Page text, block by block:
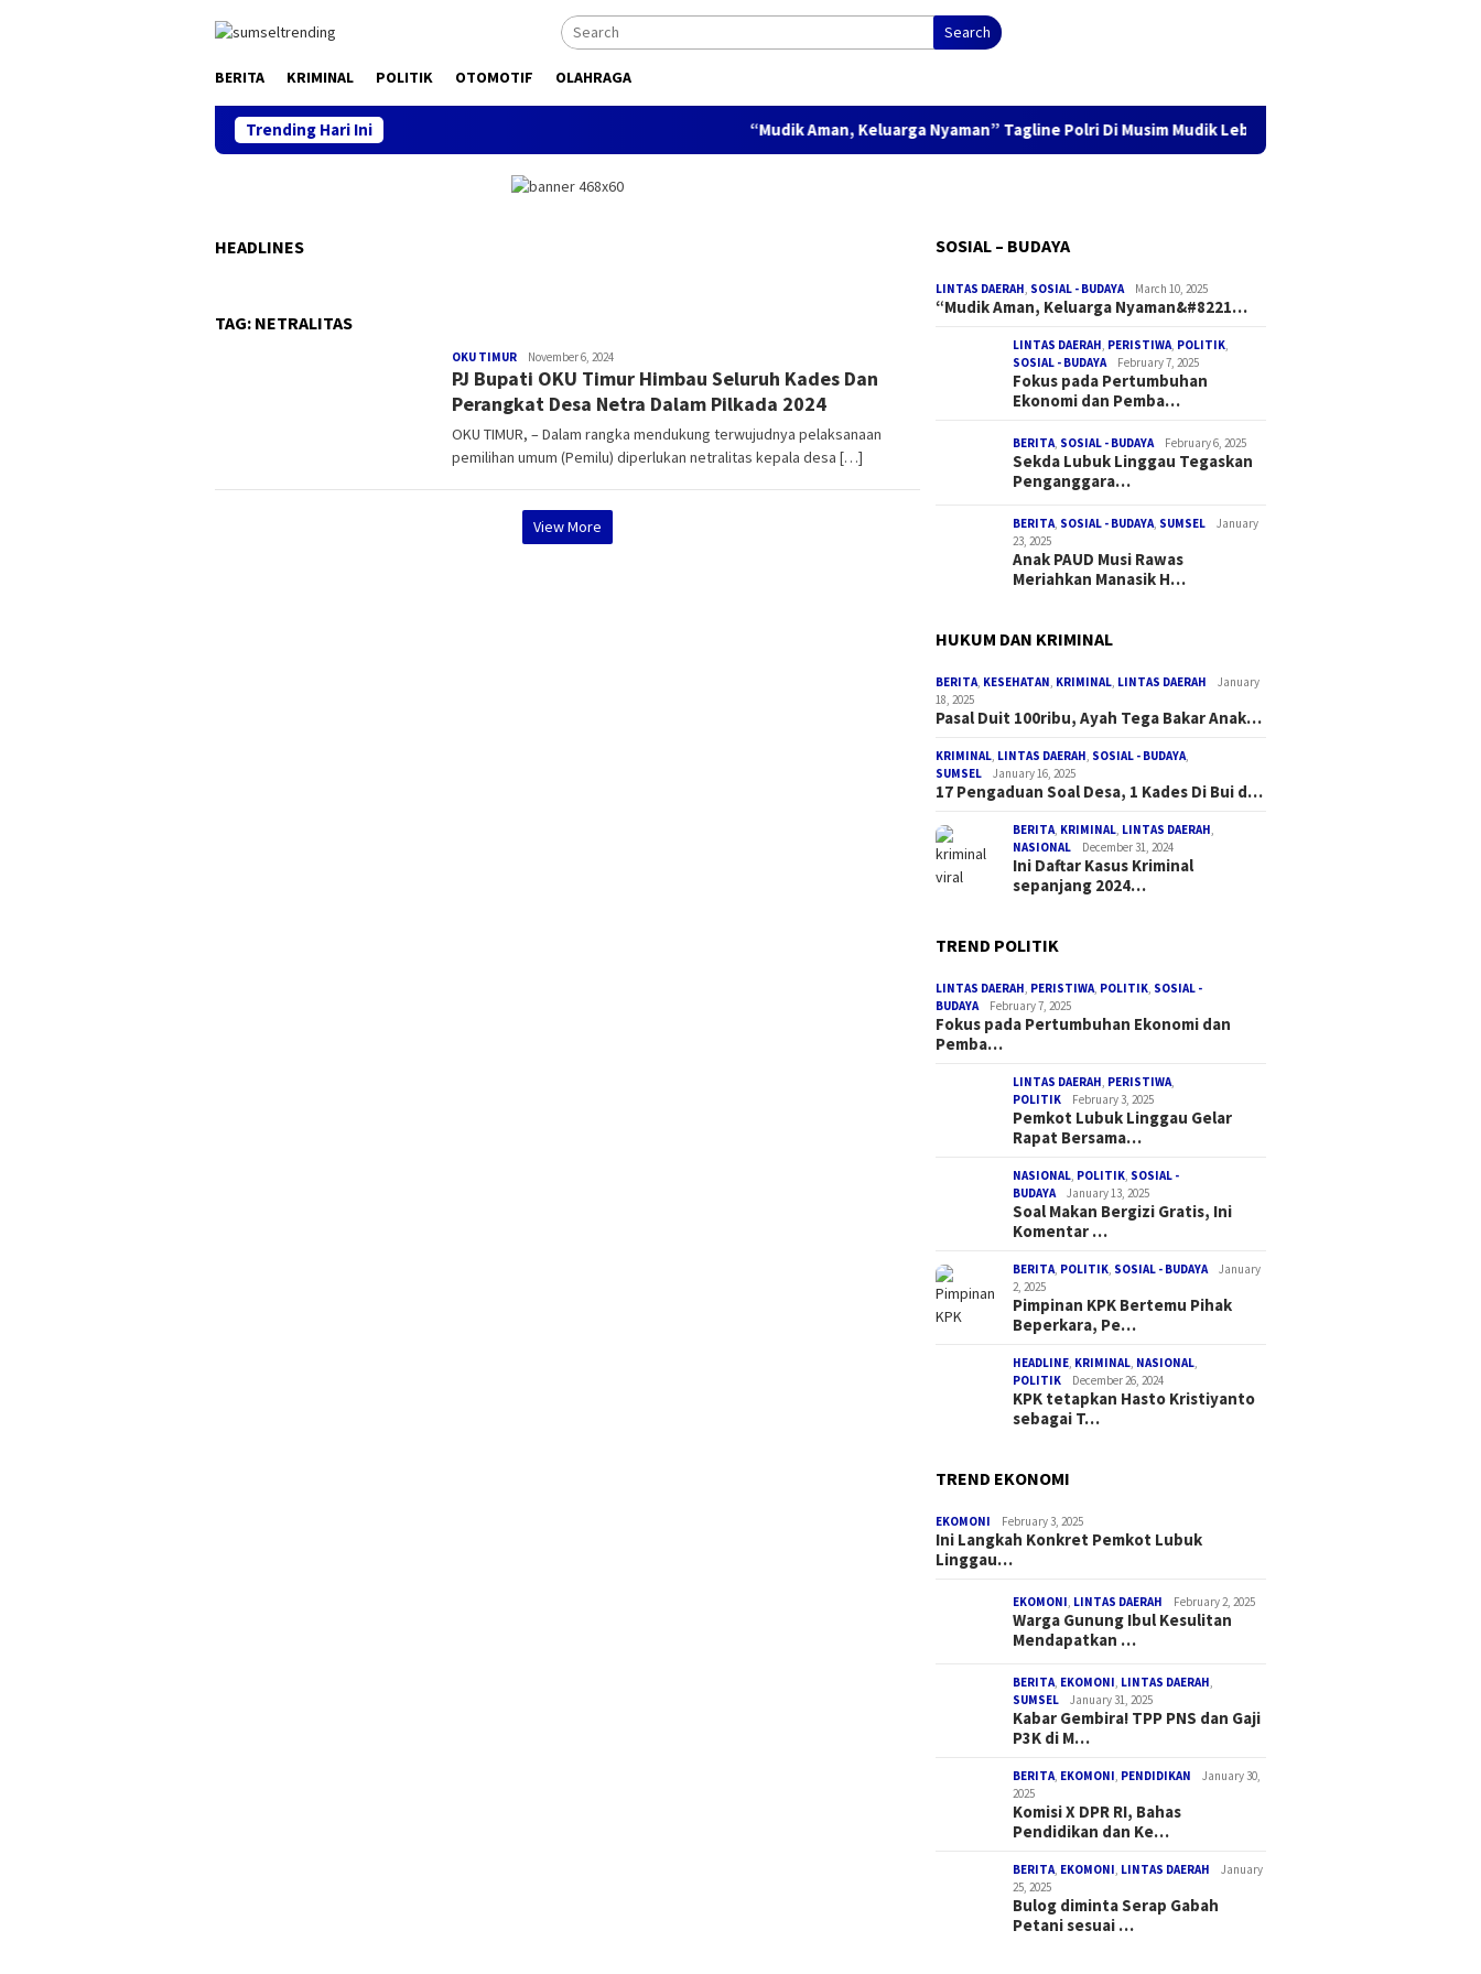
Search
BERITA KRIMINAL POLITIK OTOMOTIF OLAHRAGA
Trending Hari Ini “Mudik Aman, Keluarga Nyaman” Tagline Polri Di Musim Mudik Lebaran
HEADLINES
TAG: NETRALITAS
OKU TIMUR Redaksi
November 6, 2024
PJ Bupati OKU Timur Himbau Seluruh Kades Dan
Perangkat Desa Netra Dalam Pilkada 2024
OKU TIMUR, – Dalam rangka mendukung terwujudnya pelaksanaan
pemilihan umum (Pemilu) diperlukan netralitas kepala desa […]
View More
SOSIAL – BUDAYA
LINTAS DAERAH, SOSIAL - BUDAYA March 10, 2025
“Mudik Aman, Keluarga Nyaman&#8221…
LINTAS DAERAH, PERISTIWA, POLITIK,
SOSIAL - BUDAYA
February 7, 2025
Fokus pada Pertumbuhan
Ekonomi dan Pemba…
BERITA, SOSIAL - BUDAYA February 6, 2025
Sekda Lubuk Linggau Tegaskan
Penganggara…
BERITA, SOSIAL - BUDAYA, SUMSEL
January
23, 2025
Anak PAUD Musi Rawas
Meriahkan Manasik H…
HUKUM DAN KRIMINAL
BERITA, KESEHATAN, KRIMINAL, LINTAS DAERAH
January
18, 2025
Pasal Duit 100ribu, Ayah Tega Bakar Anak…
KRIMINAL, LINTAS DAERAH, SOSIAL - BUDAYA,
SUMSEL
January 16, 2025
17 Pengaduan Soal Desa, 1 Kades Di Bui d…
BERITA, KRIMINAL, LINTAS DAERAH,
NASIONAL
December 31, 2024
Ini Daftar Kasus Kriminal
sepanjang 2024…
TREND POLITIK
LINTAS DAERAH, PERISTIWA, POLITIK, SOSIAL -
BUDAYA
February 7, 2025
Fokus pada Pertumbuhan Ekonomi dan
Pemba…
LINTAS DAERAH, PERISTIWA,
POLITIK
February 3, 2025
Pemkot Lubuk Linggau Gelar
Rapat Bersama…
NASIONAL, POLITIK, SOSIAL -
BUDAYA
January 13, 2025
Soal Makan Bergizi Gratis, Ini
Komentar …
BERITA, POLITIK, SOSIAL - BUDAYA
January
2, 2025
Pimpinan KPK Bertemu Pihak
Beperkara, Pe…
HEADLINE, KRIMINAL, NASIONAL,
POLITIK
December 26, 2024
KPK tetapkan Hasto Kristiyanto
sebagai T…
TREND EKONOMI
EKOMONI February 3, 2025
Ini Langkah Konkret Pemkot Lubuk
Linggau…
EKOMONI, LINTAS DAERAH February 2, 2025
Warga Gunung Ibul Kesulitan
Mendapatkan …
BERITA, EKOMONI, LINTAS DAERAH,
SUMSEL
January 31, 2025
Kabar Gembira! TPP PNS dan Gaji
P3K di M…
BERITA, EKOMONI, PENDIDIKAN
January 30,
2025
Komisi X DPR RI, Bahas
Pendidikan dan Ke…
BERITA, EKOMONI, LINTAS DAERAH
January
25, 2025
Bulog diminta Serap Gabah
Petani sesuai …